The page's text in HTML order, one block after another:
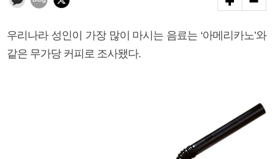
우리나라 성인이 가장 많이 마시는 음료는 ‘아메리카노’와
같은 무가당 커피로 조사됐다.